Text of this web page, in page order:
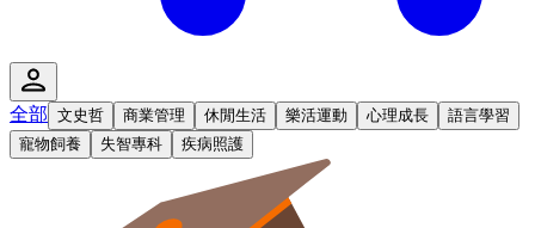
全部 文史哲 商業管理 休閒生活 樂活運動 心理成長
語言學習
寵物飼養
失智專科 疾病照護